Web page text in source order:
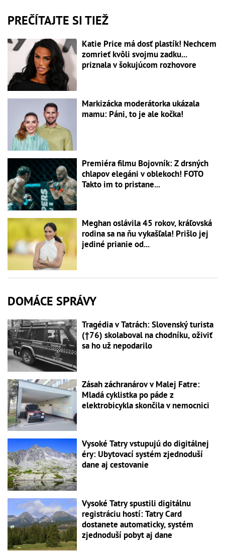
PREČÍTAJTE SI TIEŽ
Katie Price má dosť plastík! Nechcem
zomrieť kvôli svojmu zadku...
priznala v šokujúcom rozhovore
Markizácka moderátorka ukázala
mamu: Páni, to je ale kočka!
Premiéra filmu Bojovník: Z drsných
chlapov elegáni v oblekoch! FOTO
Takto im to pristane...
Meghan oslávila 45 rokov, kráľovská
rodina sa na ňu vykašľala! Prišlo jej
jediné prianie od...
DOMÁCE SPRÁVY
Tragédia v Tatrách: Slovenský turista
(†76) skolaboval na chodníku, oživiť
sa ho už nepodarilo
Zásah záchranárov v Malej Fatre:
Mladá cyklistka po páde z
elektrobicykla skončila v nemocnici
Vysoké Tatry vstupujú do digitálnej
éry: Ubytovací systém zjednoduší
dane aj cestovanie
Vysoké Tatry spustili digitálnu
registráciu hostí: Tatry Card
dostanete automaticky, systém
zjednoduší pobyt aj dane